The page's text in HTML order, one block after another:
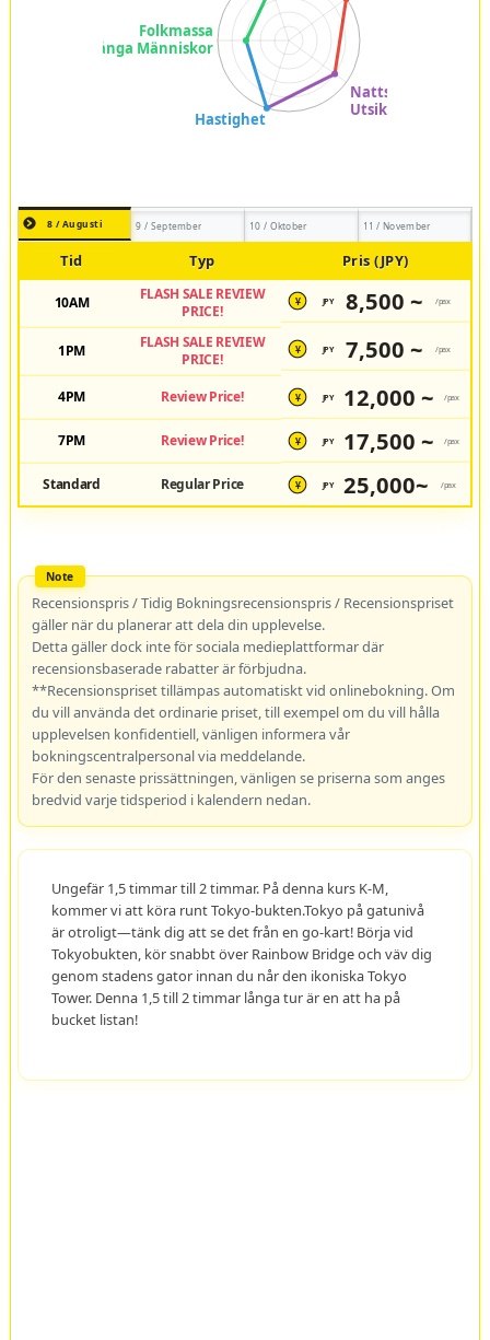
8 / Augusti 9 / September 10 / Oktober 11 / November
Tid Typ Pris (JPY)
10AM
FLASH SALE REVIEW
PRICE!
¥ JPY 8,500 ~ /pax
1PM
FLASH SALE REVIEW
PRICE!
¥ JPY 7,500 ~ /pax
4PM Review Price! ¥ JPY 12,000 ~ /pax
7PM Review Price! ¥ JPY 17,500 ~ /pax
Standard Regular Price ¥ JPY 25,000~ /pax
Recensionspris / Tidig Bokningsrecensionspris / Recensionspriset
gäller när du planerar att dela din upplevelse.
Detta gäller dock inte för sociala medieplattformar där
recensionsbaserade rabatter är förbjudna.
**Recensionspriset tillämpas automatiskt vid onlinebokning. Om
du vill använda det ordinarie priset, till exempel om du vill hålla
upplevelsen konfidentiell, vänligen informera vår
bokningscentralpersonal via meddelande.
För den senaste prissättningen, vänligen se priserna som anges
bredvid varje tidsperiod i kalendern nedan.
Ungefär 1,5 timmar till 2 timmar. På denna kurs K-M,
kommer vi att köra runt Tokyo-bukten.Tokyo på gatunivå
är otroligt—tänk dig att se det från en go-kart! Börja vid
Tokyobukten, kör snabbt över Rainbow Bridge och väv dig
genom stadens gator innan du når den ikoniska Tokyo
Tower. Denna 1,5 till 2 timmar långa tur är en att ha på
bucket listan!